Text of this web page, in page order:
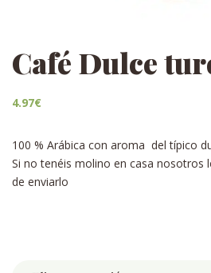
Café Dulce
4.97€
100 % Arábica con aroma del típico
Si no tenéis molino en casa nosotros
de enviarlo